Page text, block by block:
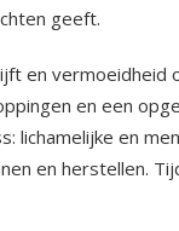
geeft.
en vermoeidheid
en een
lichamelijke en
en herstellen.